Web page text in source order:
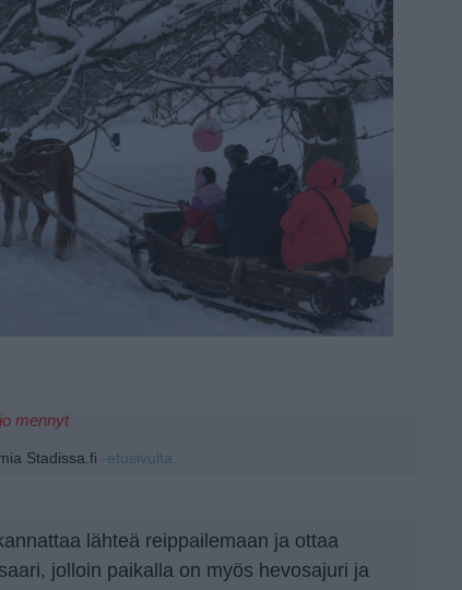
mennyt
Stadissa.fi -etusivulta.
lähteä reippailemaan ja ottaa
jolloin paikalla on myös hevosajuri ja